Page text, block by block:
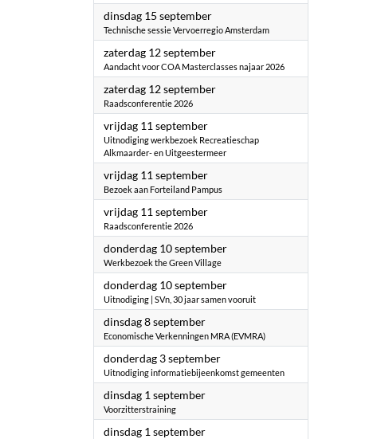
dinsdag 15 september2026
Technische sessie Vervoerregio Amsterdam
zaterdag 12 september2026
Aandacht voor COA Masterclasses najaar 2026
zaterdag 12 september2026
Raadsconferentie 2026
vrijdag 11 september2026
Uitnodiging werkbezoek Recreatieschap
Alkmaarder- en Uitgeestermeer
vrijdag 11 september2026
Bezoek aan Forteiland Pampus
vrijdag 11 september2026
Raadsconferentie 2026
donderdag 10 september2026
Werkbezoek the Green Village
donderdag 10 september2026
Uitnodiging | SVn, 30 jaar samen vooruit
dinsdag 8 september2026
Economische Verkenningen MRA (EVMRA)
donderdag 3 september2026
Uitnodiging informatiebijeenkomst gemeenten
dinsdag 1 september2026
Voorzitterstraining
dinsdag 1 september2026